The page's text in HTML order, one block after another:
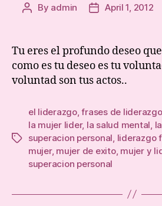
Post
By admin
PostApril 1, 2012
Tu eres el profundo deseo
como es tu deseo es tu
voluntad son tus actos..
Tags
el liderazgo,frases de liderazgo
la mujer lider, la salud mental
superacion personal liderazgo
mujer, mujer de exito, mujer y
superacion personal